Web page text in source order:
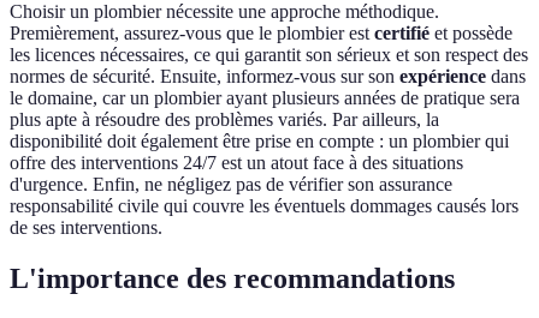
Choisir un plombier nécessite une approche méthodique.
Premièrement, assurez-vous que le plombier est certifié et possède
les licences nécessaires, ce qui garantit son sérieux et son respect des
normes de sécurité. Ensuite, informez-vous sur son expérience dans
le domaine, car un plombier ayant plusieurs années de pratique sera
plus apte à résoudre des problèmes variés. Par ailleurs, la
disponibilité doit également être prise en compte : un plombier qui
offre des interventions 24/7 est un atout face à des situations
d'urgence. Enfin, ne négligez pas de vérifier son assurance
responsabilité civile qui couvre les éventuels dommages causés lors
de ses interventions.
L'importance des recommandations